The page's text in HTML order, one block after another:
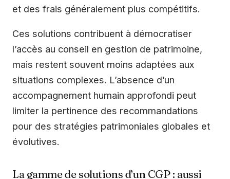
et des frais généralement plus compétitifs.
Ces solutions contribuent à démocratiser
l’accès au conseil en gestion de patrimoine,
mais restent souvent moins adaptées aux
situations complexes. L’absence d’un
accompagnement humain approfondi peut
limiter la pertinence des recommandations
pour des stratégies patrimoniales globales et
évolutives.
La gamme de solutions d’un CGP : aussi